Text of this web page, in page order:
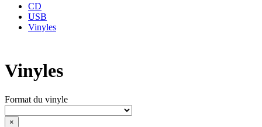
CD
USB
Vinyles
Vinyles
Format du vinyle
×